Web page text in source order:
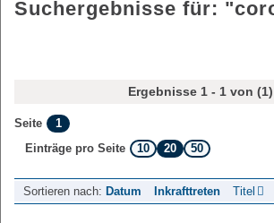
Suchergebnisse für: "
Ergebnisse 1 - 1 von (1)
Seite
1
Einträge pro Seite
10 20 50
Sortieren nach: Datum Inkrafttreten Titel